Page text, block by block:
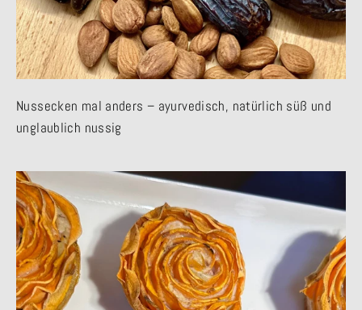
Nussecken mal anders – ayurvedisch, natürlich süß und
unglaublich nussig